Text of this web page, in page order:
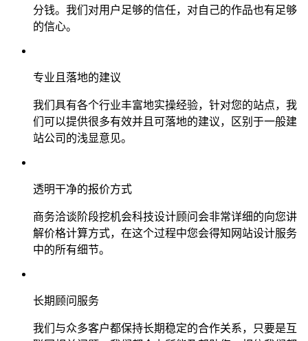
分钱。我们对用户足够的信任，对自己的作品也有足够
的信心。
专业且落地的建议
我们具有各个行业丰富地实操经验，针对您的站点，我
们可以提供很多有效并且可落地的建议，区别于一般建
站公司的浅显意见。
透明干净的报价方式
商务洽谈阶段挖机会科技设计顾问会非常详细的向您讲
解价格计算方式，在这个过程中您会得知网站设计服务
中的所有细节。
长期顾问服务
我们与众多客户都保持长期稳定的合作关系，只要是互